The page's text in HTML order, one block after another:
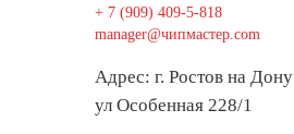
+ 7 (909) 409-5-818
manager@чипмастер.com
Адрес: г. Ростов на Дону
ул Особенная 228/1